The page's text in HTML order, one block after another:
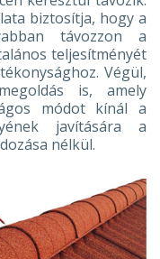
biztosítja, hogy a
távozzon a
teljesítményét
Végül,
is, amely
módot kínál a
javítására a
nélkül.